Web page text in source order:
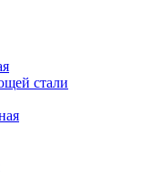
стали